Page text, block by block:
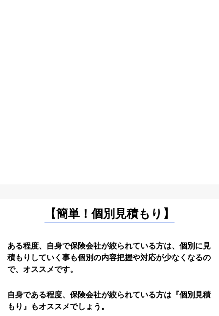
【簡単！個別見積もり】
ある程度、自身で保険会社が絞られている方は、個別に見
積もりしていく事も個別の内容把握や対応が少なくなるの
で、オススメです。
自身である程度、保険会社が絞られている方は『個別見積
もり』もオススメでしょう。